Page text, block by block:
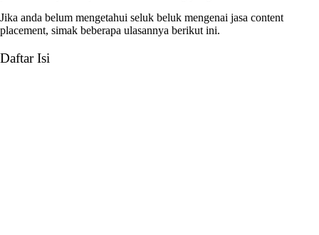
Jika anda belum mengetahui seluk beluk mengenai jasa content
placement, simak beberapa ulasannya berikut ini.
Daftar Isi